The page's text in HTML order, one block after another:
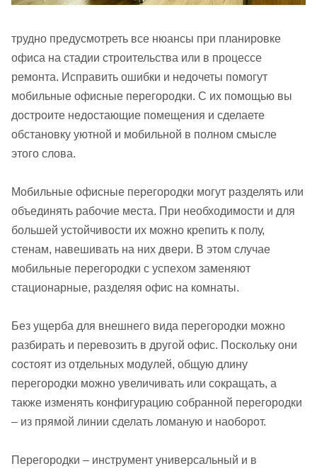
трудно предусмотреть все нюансы при планировке
офиса на стадии строительства или в процессе
ремонта. Исправить ошибки и недочеты помогут
мобильные офисные перегородки. С их помощью вы
достроите недостающие помещения и сделаете
обстановку уютной и мобильной в полном смысле
этого слова.
Мобильные офисные перегородки могут разделять или
объединять рабочие места. При необходимости и для
большей устойчивости их можно крепить к полу,
стенам, навешивать на них двери. В этом случае
мобильные перегородки с успехом заменяют
стационарные, разделяя офис на комнаты.
Без ущерба для внешнего вида перегородки можно
разбирать и перевозить в другой офис. Поскольку они
состоят из отдельных модулей, общую длину
перегородки можно увеличивать или сокращать, а
также изменять конфигурацию собранной перегородки
– из прямой линии сделать ломаную и наоборот.
Перегородки – инструмент универсальный и в